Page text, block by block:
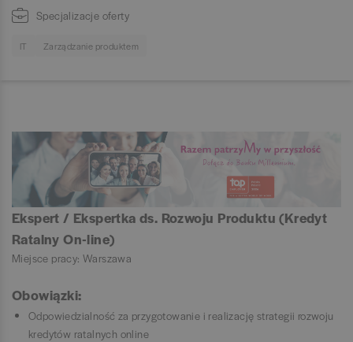
Specjalizacje oferty
IT Zarządzanie produktem
Ekspert / Ekspertka ds. Rozwoju Produktu (Kredyt
Ratalny On-line)
Miejsce pracy: Warszawa
Obowiązki:
Odpowiedzialność za przygotowanie i realizację strategii rozwoju
kredytów ratalnych online